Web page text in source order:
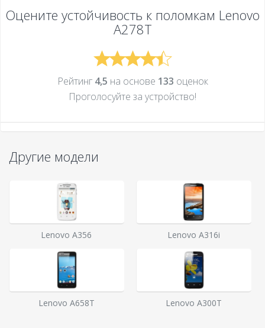
Оцените устойчивость к поломкам Lenovo
A278T
Рейтинг 4,5 на основе 133 оценок
Проголосуйте за устройcтво!
Другие модели
Lenovo A356 Lenovo A316i
Lenovo A658T Lenovo A300T